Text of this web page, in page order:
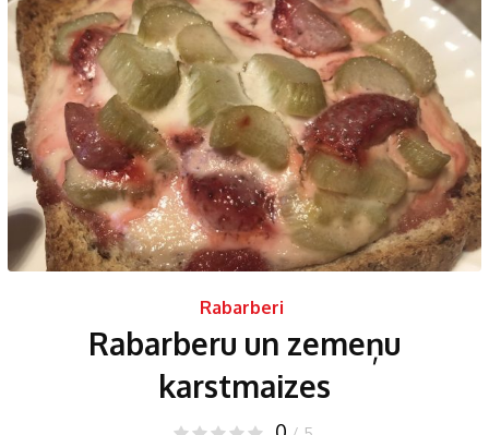
Rabarberi
Rabarberu un zemeņu
karstmaizes